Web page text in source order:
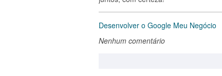
Desenvolver o Google Meu Negócio
Nenhum comentário